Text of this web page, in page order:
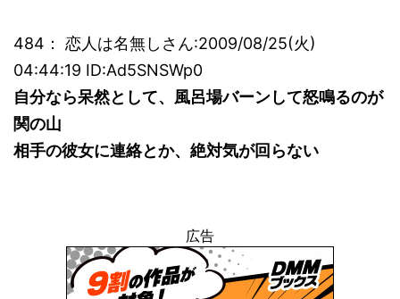
484： 恋人は名無しさん:2009/08/25(火)
04:44:19 ID:Ad5SNSWp0
自分なら呆然として、風呂場バーンして怒鳴るのが
関の山
相手の彼女に連絡とか、絶対気が回らない
広告